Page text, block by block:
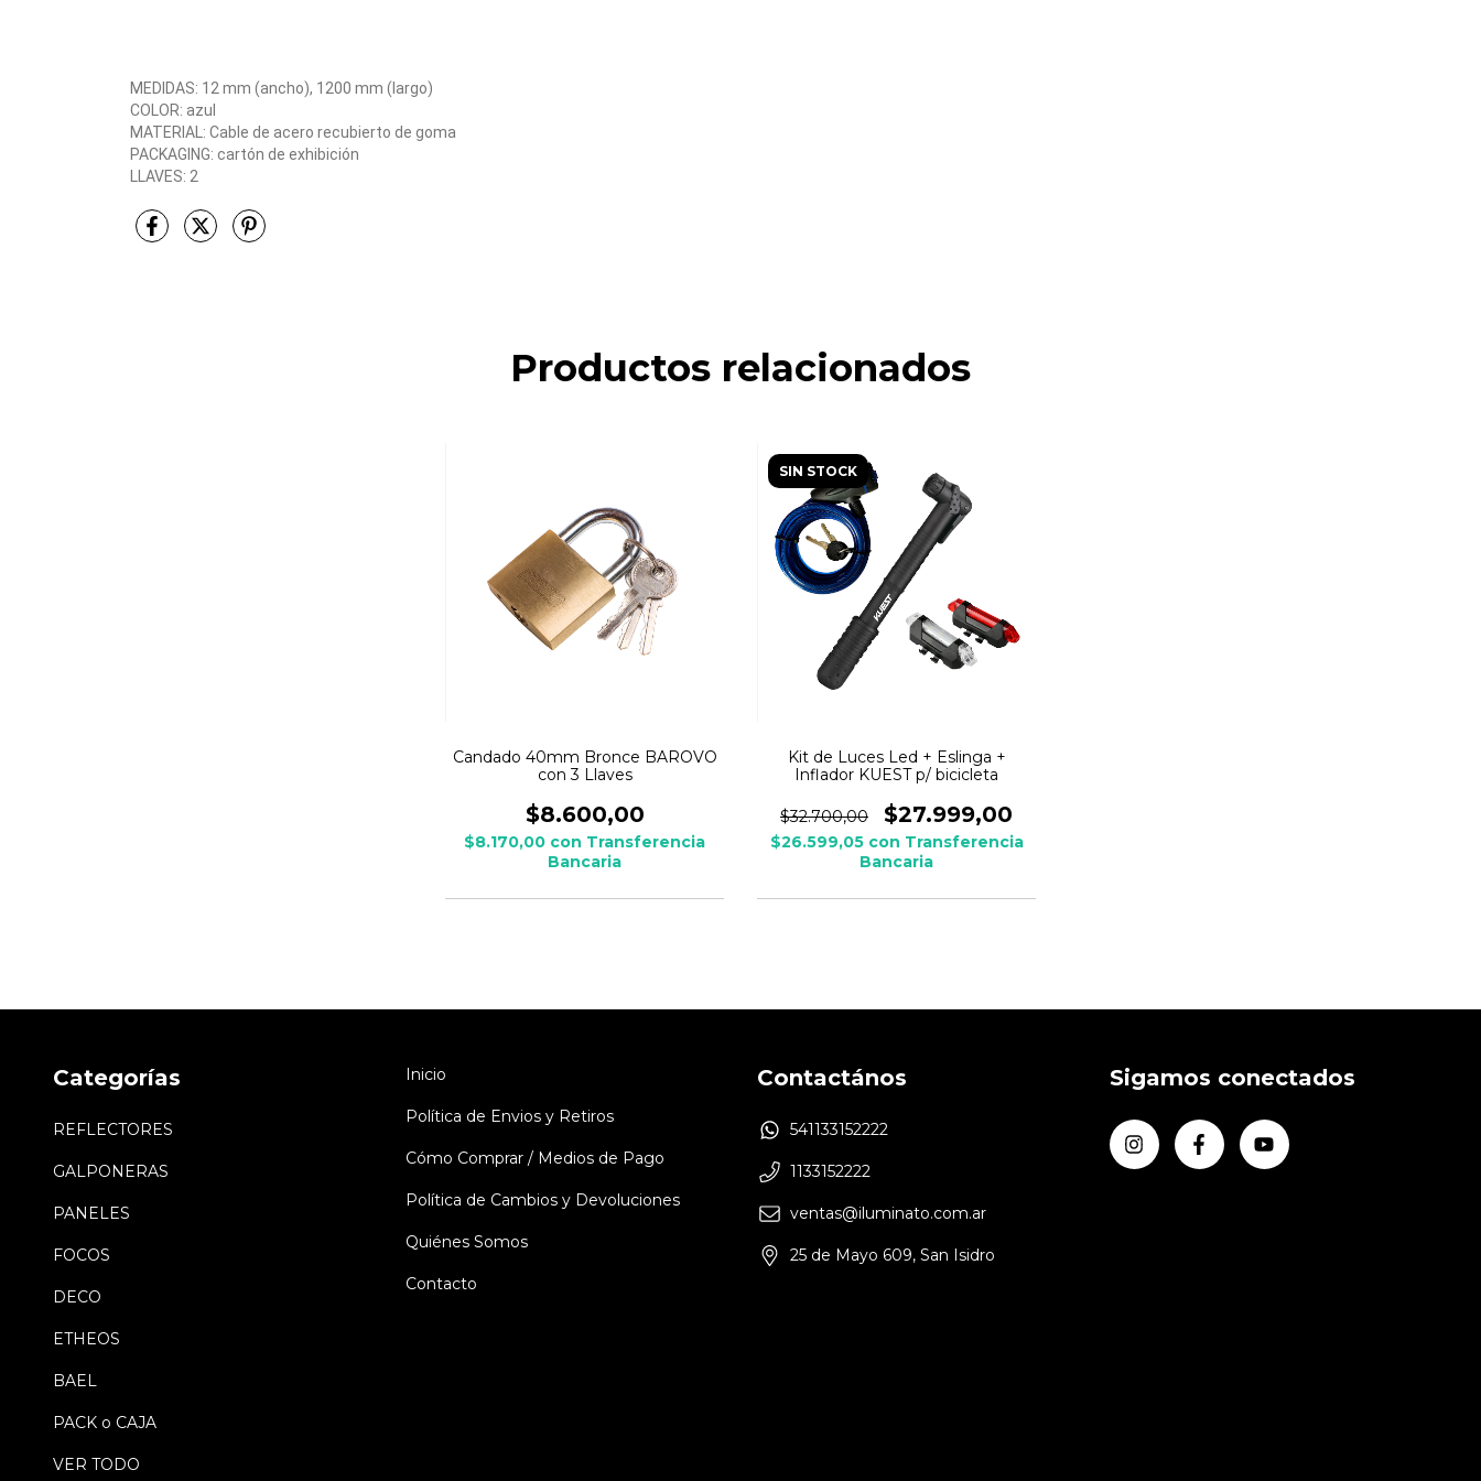
MEDIDAS: 12 mm (ancho), 1200 mm (largo)
COLOR: azul
MATERIAL: Cable de acero recubierto de goma
PACKAGING: cartón de exhibición
LLAVES: 2
Productos relacionados
Candado 40mm Bronce BAROVO
con 3 Llaves
$8.600,00
$8.170,00 con Transferencia
Bancaria
SIN STOCK
Kit de Luces Led + Eslinga +
Inflador KUEST p/ bicicleta
$32.700,00 $27.999,00
$26.599,05 con Transferencia
Bancaria
Categorías
REFLECTORES
GALPONERAS
PANELES
FOCOS
DECO
ETHEOS
BAEL
PACK o CAJA
VER TODO
Inicio
Política de Envios y Retiros
Cómo Comprar / Medios de Pago
Política de Cambios y Devoluciones
Quiénes Somos
Contacto
Contactános
541133152222
1133152222
ventas@iluminato.com.ar
25 de Mayo 609, San Isidro
Sigamos conectados